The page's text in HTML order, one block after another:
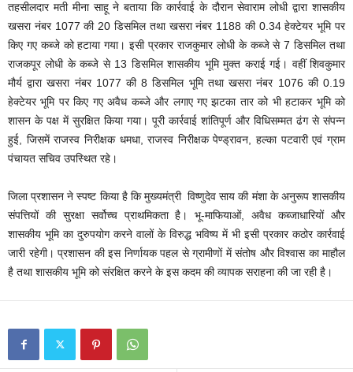
तहसीलदार मती मीना साहू ने बताया कि कार्रवाई के दौरान सेवाराम लोधी द्वारा शासकीय
खसरा नंबर 1077 की 20 डिसमिल तथा खसरा नंबर 1188 की 0.34 हेक्टेयर भूमि पर
किए गए कब्जे को हटाया गया। इसी प्रकार राजकुमार लोधी के कब्जे से 7 डिसमिल तथा
राजकपूर लोधी के कब्जे से 13 डिसमिल शासकीय भूमि मुक्त कराई गई। वहीं शिवकुमार
मौर्य द्वारा खसरा नंबर 1077 की 8 डिसमिल भूमि तथा खसरा नंबर 1076 की 0.19
हेक्टेयर भूमि पर किए गए अवैध कब्जे और लगाए गए झटका तार को भी हटाकर भूमि को
शासन के पक्ष में सुरक्षित किया गया। पूरी कार्रवाई शांतिपूर्ण और विधिसम्मत ढंग से संपन्न
हुई, जिसमें राजस्व निरीक्षक धमधा, राजस्व निरीक्षक पेण्ड्रावन, हल्का पटवारी एवं ग्राम
पंचायत सचिव उपस्थित रहे।
जिला प्रशासन ने स्पष्ट किया है कि मुख्यमंत्री विष्णुदेव साय की मंशा के अनुरूप शासकीय
संपत्तियों की सुरक्षा सर्वोच्च प्राथमिकता है। भू-माफियाओं, अवैध कब्जाधारियों और
शासकीय भूमि का दुरुपयोग करने वालों के विरुद्ध भविष्य में भी इसी प्रकार कठोर कार्रवाई
जारी रहेगी। प्रशासन की इस निर्णायक पहल से ग्रामीणों में संतोष और विश्वास का माहौल
है तथा शासकीय भूमि को संरक्षित करने के इस कदम की व्यापक सराहना की जा रही है।